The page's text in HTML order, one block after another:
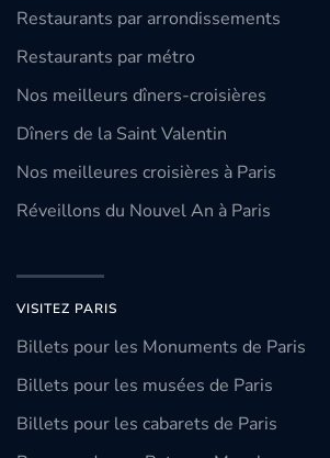
Restaurants par arrondissements
Restaurants par métro
Nos meilleurs dîners-croisières
Dîners de la Saint Valentin
Nos meilleures croisières à Paris
Réveillons du Nouvel An à Paris
VISITEZ PARIS
Billets pour les Monuments de Paris
Billets pour les musées de Paris
Billets pour les cabarets de Paris